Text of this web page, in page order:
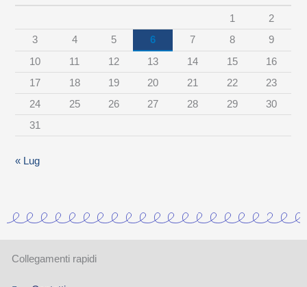
r
c
i
1
2
3
4 5 6 7 8
9
10
11 12 13 14 15
16
17
18 19 20 21 22
23
24
25 26 27 28 29
30
31
« Lug
Collegamenti rapidi